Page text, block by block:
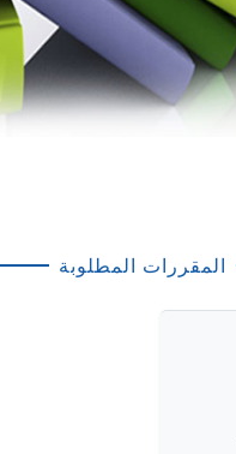
المقررات المطلوبة